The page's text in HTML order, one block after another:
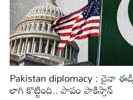
Pakistan diplomacy : చైనా
లాగి కొట్టింది.. పాపం పాకిస్తాన్